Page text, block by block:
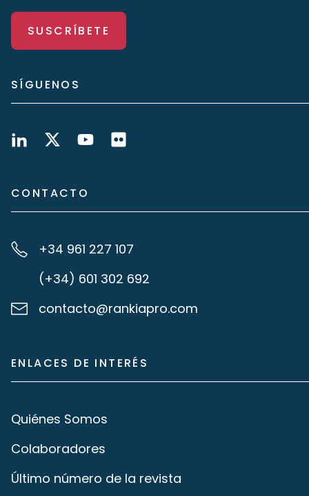
SUSCRÍBETE
SÍGUENOS
CONTACTO
+34 961 227 107
(+34) 601 302 692
contacto@rankiapro.com
ENLACES DE INTERÉS
Quiénes Somos
Colaboradores
Último número de la revista